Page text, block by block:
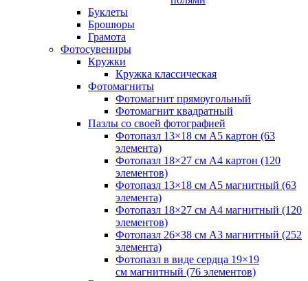
Буклеты
Брошюры
Грамота
Фотосувениры
Кружки
Кружка классическая
Фотомагниты
Фотомагнит прямоугольный
Фотомагнит квадратный
Пазлы со своей фотографией
Фотопазл 13×18 см А5 картон (63
элемента)
Фотопазл 18×27 см А4 картон (120
элементов)
Фотопазл 13×18 см А5 магнитный (63
элемента)
Фотопазл 18×27 см А4 магнитный (120
элементов)
Фотопазл 26×38 см А3 магнитный (252
элемента)
Фотопазл в виде сердца 19×19
см магнитный (76 элементов)